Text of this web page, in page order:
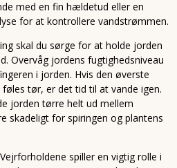
med en fin hældetud eller en
for at kontrollere vandstrømmen.
skal du sørge for at holde jorden
Overvåg jordens fugtighedsniveau
i jorden. Hvis den øverste
tør, er det tid til at vande igen.
jorden tørre helt ud mellem
skadeligt for spiringen og plantens
spiller en vigtig rolle i